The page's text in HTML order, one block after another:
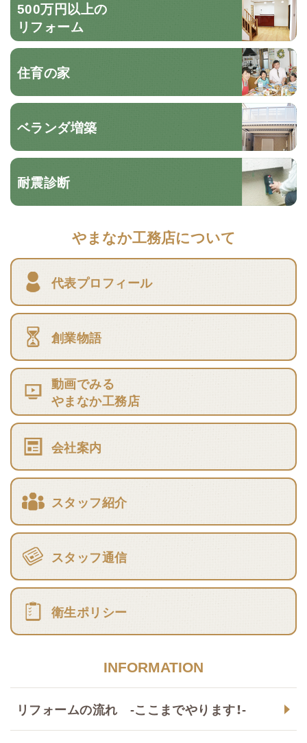
500万円以上の
リフォーム
住育の家
ベランダ増築
耐震診断
やまなか工務店について
代表プロフィール
創業物語
動画でみる
やまなか工務店
会社案内
スタッフ紹介
スタッフ通信
衛生ポリシー
INFORMATION
リフォームの流れ -ここまでやります！-